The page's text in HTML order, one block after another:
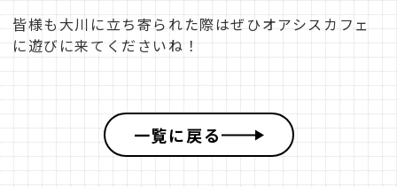
BUSINESS
皆様も大川に立ち寄られた際はぜひオアシスカフェ
に遊びに来てくださいね！
一覧に戻る